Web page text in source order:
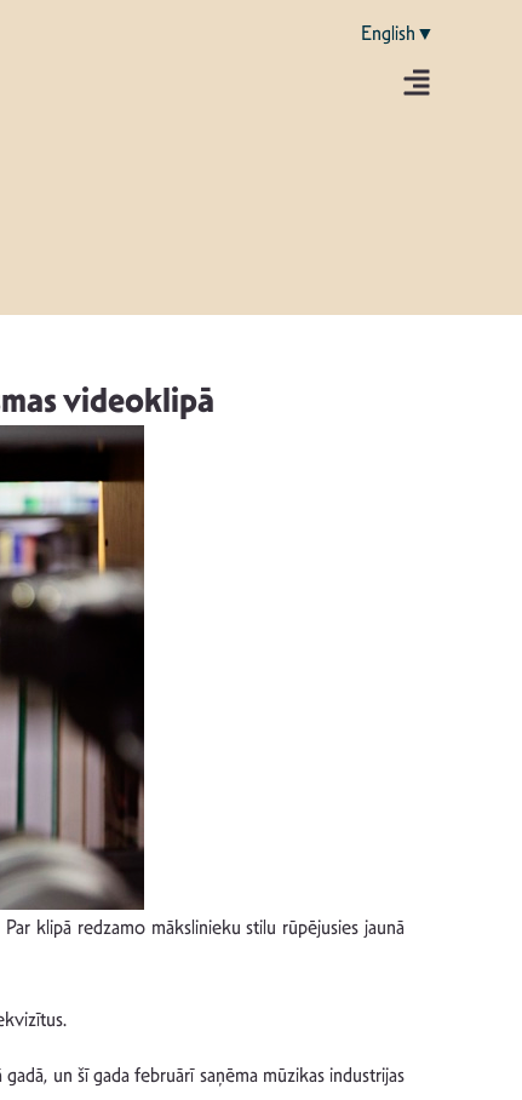
English▼
videoklipā
klipā redzamo mākslinieku stilu rūpējusies jaunā
un šī gada februārī saņēma mūzikas industrijas